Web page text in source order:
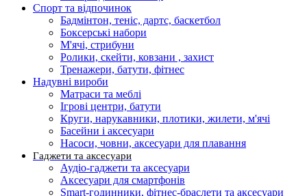
Спорт та відпочинок
Бадмінтон, теніс, дартс, баскетбол
Боксерські набори
М'ячі, стрибуни
Ролики, скейти, ковзани , захист
Тренажери, батути, фітнес
Надувні вироби
Матраси та меблі
Ігрові центри, батути
Круги, нарукавники, плотики, жилети, м'ячі
Басейни і аксесуари
Насоси, човни, аксесуари для плавання
Гаджети та аксесуари
Аудіо-гаджети та аксесуари
Аксесуари для смартфонів
Smart-годинники, фітнес-браслети та аксесуари